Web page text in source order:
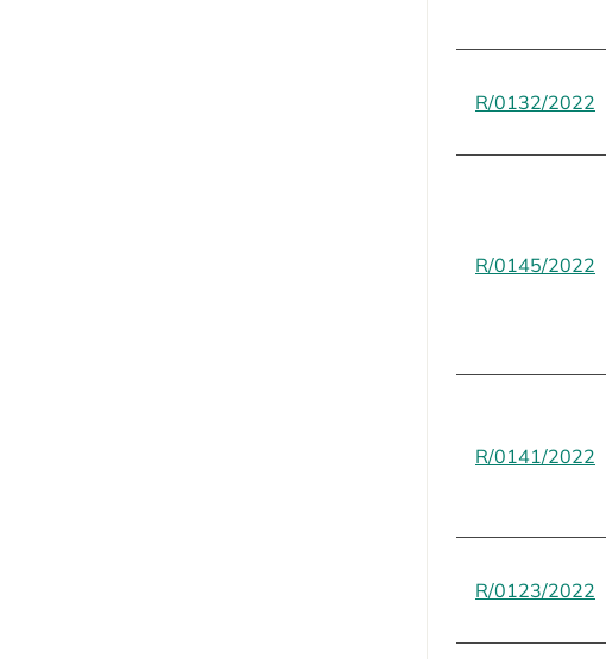
R/0132/2022
R/0145/2022
R/0141/2022
R/0123/2022